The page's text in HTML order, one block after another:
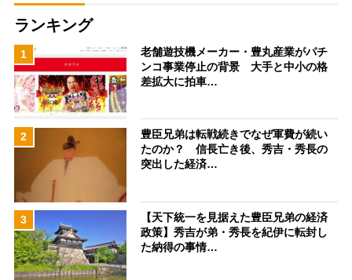
ランキング
1
老舗遊技機メーカー・豊丸産業がパチ
ンコ事業停止の背景 大手と中小の格
差拡大に拍車…
2
豊臣兄弟は転戦続きでなぜ軍費が続い
たのか？ 信長亡き後、秀吉・秀長の
突出した経済…
3
【天下統一を見据えた豊臣兄弟の経済
政策】秀吉が弟・秀長を紀伊に転封し
た納得の事情…